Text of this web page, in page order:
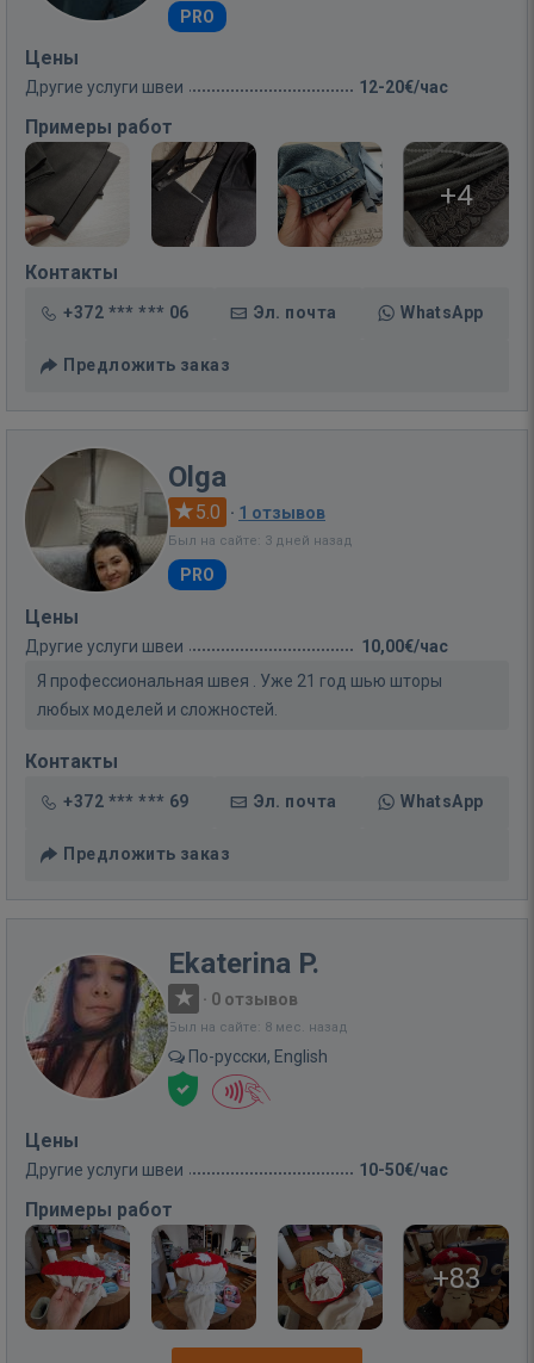
PRO
Цены
Другие услуги швеи 12-20€/час
Примеры работ
+4
Контакты
+372 *** *** 06 Эл. почта WhatsApp
Предложить заказ
Olga
5.0 · 1 отзывов
Был на сайте: 3 дней назад
PRO
Цены
Другие услуги швеи
10,00€/час
Я профессиональная швея . Уже 21 год шью шторы
любых моделей и сложностей.
Контакты
+372 *** *** 69 Эл. почта WhatsApp
Предложить заказ
Ekaterina P.
· 0 отзывов
Был на сайте: 8 мес. назад
По-русски, English
Цены
Другие услуги швеи 10-50€/час
Примеры работ
+83